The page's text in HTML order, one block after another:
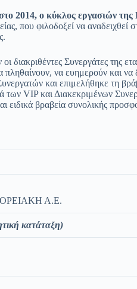
2014, ο κύκλος εργασιών
που φιλοδοξεί να αναδειχθεί
διακριθέντες Συνεργάτες της
πληθαίνουν, να ευημερούν και
και επιμελήθηκε τη
των VIP και Διακεκριμένων
βραβεία συνολικής
Α.Ε.
κατάταξη)